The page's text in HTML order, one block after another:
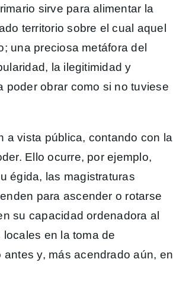
sirve para alimentar la
territorio sobre el cual aquel
una preciosa metáfora del
la ilegitimidad y
poder obrar como si no tuviese
a vista pública, contando con la
Ello ocurre, por ejemplo,
égida, las magistraturas
para ascender o rotarse
su capacidad ordenadora al
en la toma de
y, más acendrado aún, en